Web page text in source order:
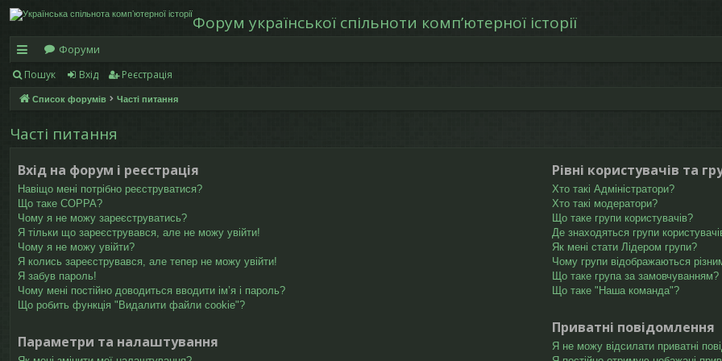
Форум української спільноти компʼютерної історії
в
и
дк
й
д
ос
ту
п
Форуми
Пошук Вхід Реєстрація
Список форумів Часті питання
Часті питання
Вхід на форум і реєстрація
Навіщо мені потрібно реєструватися?
Що таке COPPA?
Чому я не можу зареєструватись?
Я тільки що зареєструвався, але не можу увійти!
Чому я не можу увійти?
Я колись зареєструвався, але тепер не можу увійти!
Я забув пароль!
Чому мені постійно доводиться вводити ім’я і пароль?
Що робить функція "Видалити файли cookie"?
Параметри та налаштування
Рівні користувачів та
Хто такі Адміністратори?
Хто такі модератори?
Що таке групи користувачів?
Де знаходяться групи
Як мені стати Лідером групи?
Чому групи відображаються
Що таке група за замовчуванням?
Що таке "Наша команда"?
Приватні повідомлення
Я не можу відсилати приватні